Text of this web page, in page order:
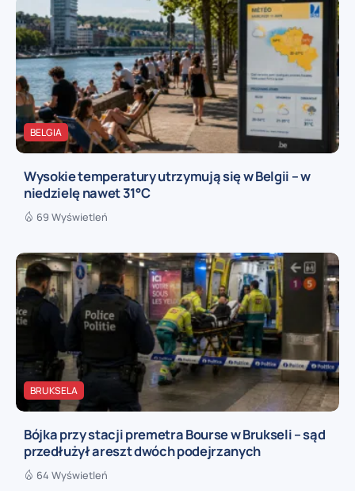
BELGIA
Wysokie temperatury utrzymują się w Belgii – w
niedzielę nawet 31°C
69 Wyświetleń
BRUKSELA
Bójka przy stacji premetra Bourse w Brukseli – sąd
przedłużył areszt dwóch podejrzanych
64 Wyświetleń